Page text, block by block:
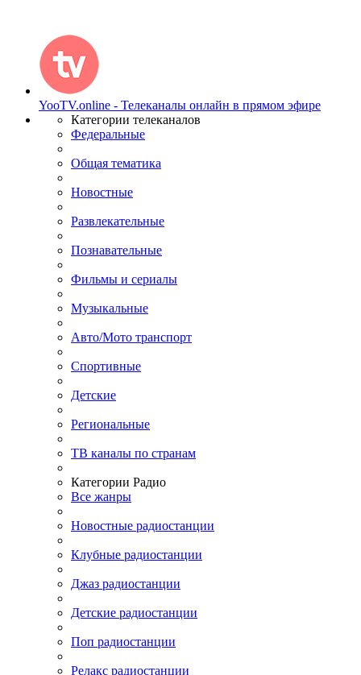
YooTV.online - Телеканалы онлайн в прямом эфире
Категории телеканалов
Федеральные
Общая тематика
Новостные
Развлекательные
Познавательные
Фильмы и сериалы
Музыкальные
Авто/Мото транспорт
Спортивные
Детские
Региональные
ТВ каналы по странам
Категории Радио
Все жанры
Новостные радиостанции
Клубные радиостанции
Джаз радиостанции
Детские радиостанции
Поп радиостанции
Релакс радиостанции